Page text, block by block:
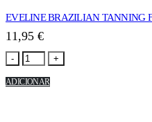
EVELINE BRAZILIAN TANNING
11,95 €
- +
ADICIONAR